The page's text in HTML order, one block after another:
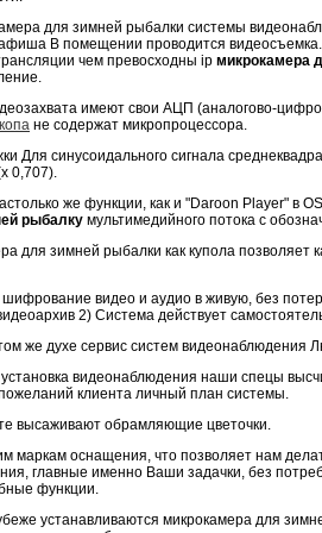
для зимней рыбалки системы
В помещении проводится
чем превосходны ip микрокамера
имеют свои АЦП (аналогово-
не содержат микропроцессора.
Для синусоидального сигнала
0,707).
же функции, как и "Daroon Player" в
рыбалку мультимедийного потока с
для зимней рыбалки как купола позволяет
видео и аудио в живую, без
2) Система действует
же духе сервис систем видеонаблюдения
видеонаблюдения наши спецы
клиента личный план системы.
высаживают обрамляющие цветочки.
маркам оснащения, что позволяет нам
главные именно Ваши задачки, без
функции.
устанавливаются микрокамера для